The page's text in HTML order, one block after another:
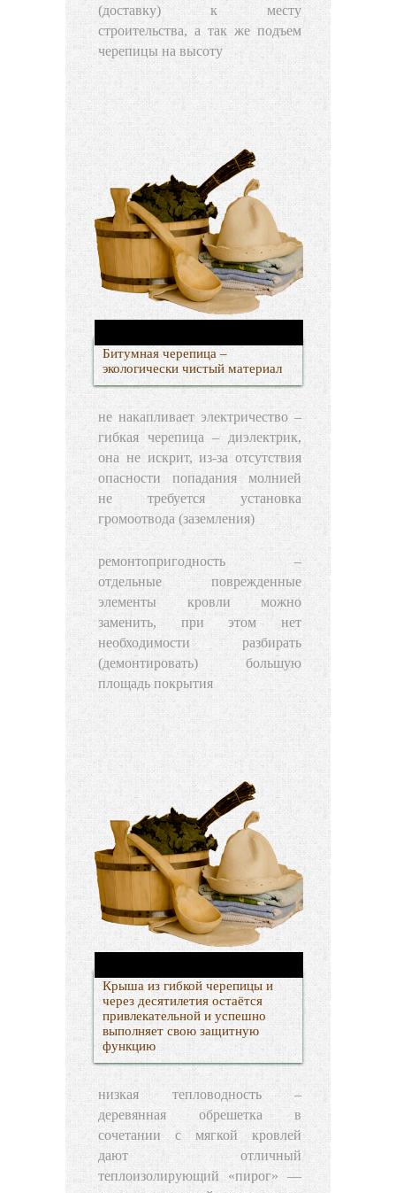
(доставку) к месту
строительства, а так же подъем
черепицы на высоту
Битумная черепица –
экологически чистый материал
не накапливает электричество –
гибкая черепица – диэлектрик,
она не искрит, из-за отсутствия
опасности попадания молнией
не требуется установка
громоотвода (заземления)
ремонтопригодность –
отдельные поврежденные
элементы кровли можно
заменить, при этом нет
необходимости разбирать
(демонтировать) большую
площадь покрытия
Крыша из гибкой черепицы и
через десятилетия остаётся
привлекательной и успешно
выполняет свою защитную
функцию
низкая тепловодность –
деревянная обрешетка в
сочетании с мягкой кровлей
дают отличный
теплоизолирующий «пирог» —